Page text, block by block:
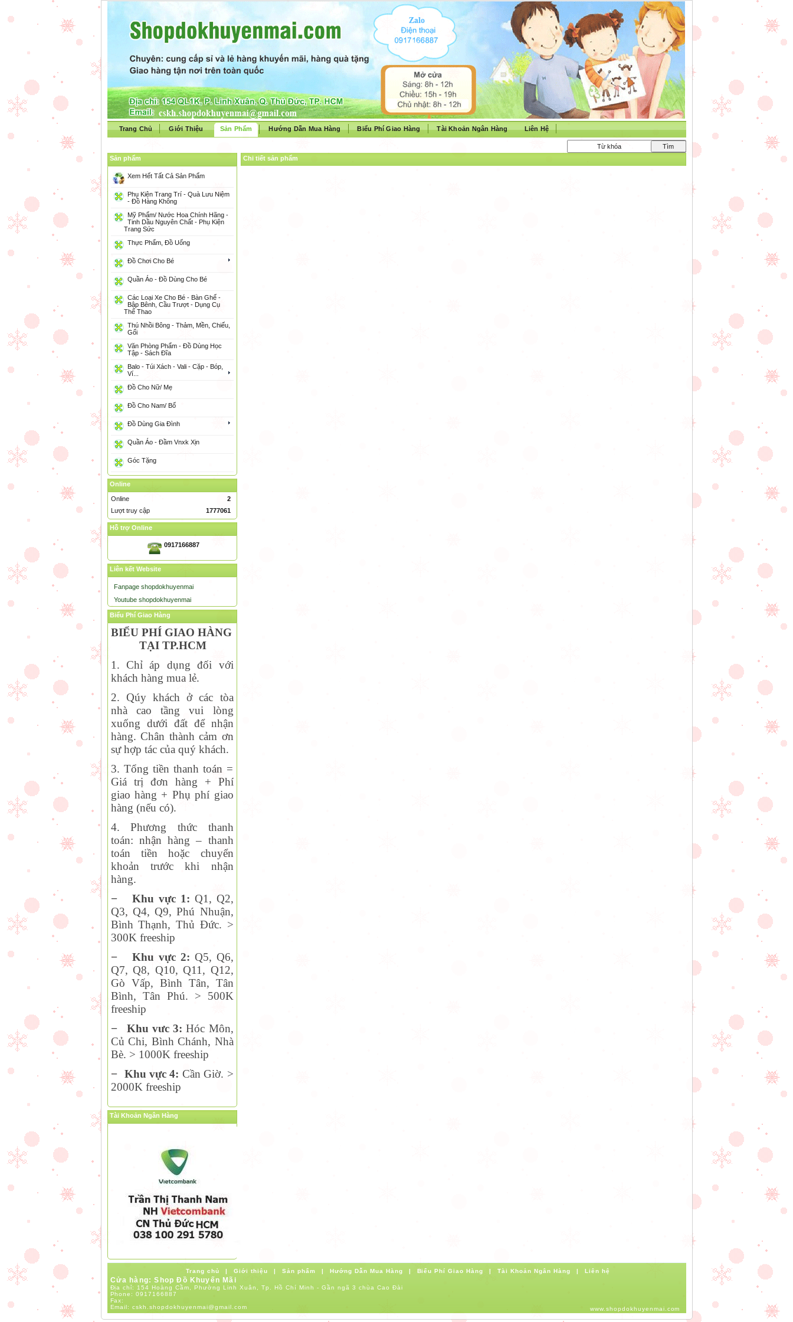
Trang Chủ Giới Thiệu Sản Phẩm Hướng Dẫn Mua Hàng Biểu Phí Giao Hàng Tài Khoản Ngân Hàng Liên Hệ
Chi tiết sản phẩm
Sản phẩm
Xem Hết Tất Cả Sản Phẩm
Phụ Kiện Trang Trí - Quà Lưu Niệm
- Đồ Hàng Không
Mỹ Phẩm/ Nước Hoa Chính Hãng -
Tinh Dầu Nguyên Chất - Phụ Kiện
Trang Sức
Thực Phẩm, Đồ Uống
Đồ Chơi Cho Bé
Quần Áo - Đồ Dùng Cho Bé
Các Loại Xe Cho Bé - Bàn Ghế -
Bập Bênh, Cầu Trượt - Dụng Cụ
Thể Thao
Thú Nhồi Bông - Thảm, Mền, Chiếu,
Gối
Văn Phòng Phẩm - Đồ Dùng Học
Tập - Sách Đĩa
Balo - Túi Xách - Vali - Cặp - Bóp,
Ví...
Đồ Cho Nữ/ Mẹ
Đồ Cho Nam/ Bố
Đồ Dùng Gia Đình
Quần Áo - Đầm Vnxk Xịn
Góc Tặng
Online
Online
2
Lượt truy cập
1777061
Hỗ trợ Online
0917166887
Liên kết Website
Fanpage shopdokhuyenmai
Youtube shopdokhuyenmai
Biểu Phí Giao Hàng
BIỂU PHÍ GIAO HÀNG
TẠI TP.HCM
1. Chỉ áp dụng đối với
khách hàng mua lẻ.
2. Qúy khách ở các tòa
nhà cao tầng vui lòng
xuống dưới đất để nhận
hàng. Chân thành cảm ơn
sự hợp tác của quý khách.
3. Tổng tiền thanh toán =
Giá trị đơn hàng + Phí
giao hàng + Phụ phí giao
hàng (nếu có).
4. Phương thức thanh
toán: nhận hàng – thanh
toán tiền hoặc chuyển
khoản trước khi nhận
hàng.
−
Khu vực 1: Q1, Q2,
Q3, Q4, Q9, Phú Nhuận,
Bình Thạnh, Thủ Đức. >
300K freeship
−
Khu vực 2: Q5, Q6,
Q7, Q8, Q10, Q11, Q12,
Gò Vấp, Bình Tân, Tân
Bình, Tân Phú. > 500K
freeship
−
Khu vưc 3:Hóc Môn,
Củ Chi, Bình Chánh, Nhà
Bè. > 1000K freeship
− Khu vực 4: Cần Giờ. >
2000K freeship
Tài Khoản Ngân Hàng
Trang chủ | Giới thiệu | Sản phẩm | Hướng Dẫn Mua Hàng | Biểu Phí Giao Hàng | Tài Khoản Ngân Hàng | Liên hệ
www.shopdokhuyenmai.com
Cửa hàng: Shop Đồ Khuyến Mãi
Địa chỉ: 154 Hoàng Cầm, Phường Linh Xuân, Tp. Hồ Chí Minh - Gần ngã 3 chùa Cao Đài
Phone:0917166887
Fax:
Email:cskh.shopdokhuyenmai@gmail.com